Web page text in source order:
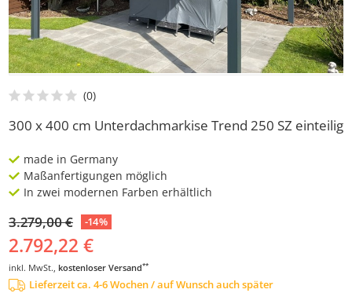
300 x 400 cm Unterdachmarkise Trend 250 SZ einteilig
made in Germany
Maßanfertigungen möglich
In zwei modernen Farben erhältlich
3.279,00 € -14%
2.792,22 €
inkl. MwSt., kostenloser Versand**
Lieferzeit ca. 4-6 Wochen / auf Wunsch auch später